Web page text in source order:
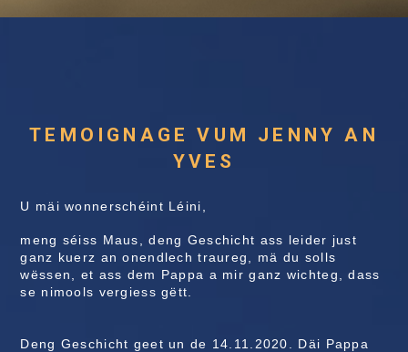
TEMOIGNAGE VUM JENNY AN
YVES
U mäi wonnerschéint Léini,
meng séiss Maus, deng Geschicht ass leider just
ganz kuerz an onendlech traureg, mä du solls
wëssen, et ass dem Pappa a mir ganz wichteg, dass
se nimools vergiess gëtt.
Deng Geschicht geet un de 14.11.2020. Däi Pappa